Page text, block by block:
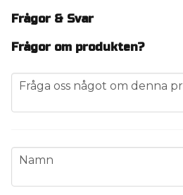
Frågor & Svar
Frågor om produkten?
question
Fråga oss något om denna
name
Namn